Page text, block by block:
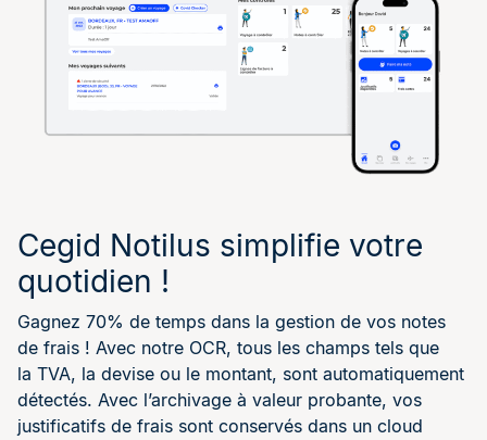
Cegid Notilus simplifie votre
quotidien !
Gagnez 70% de temps dans la gestion de vos notes
de frais ! Avec notre OCR, tous les champs tels que
la TVA, la devise ou le montant, sont automatiquement
détectés. Avec l’archivage à valeur probante, vos
justificatifs de frais sont conservés dans un cloud